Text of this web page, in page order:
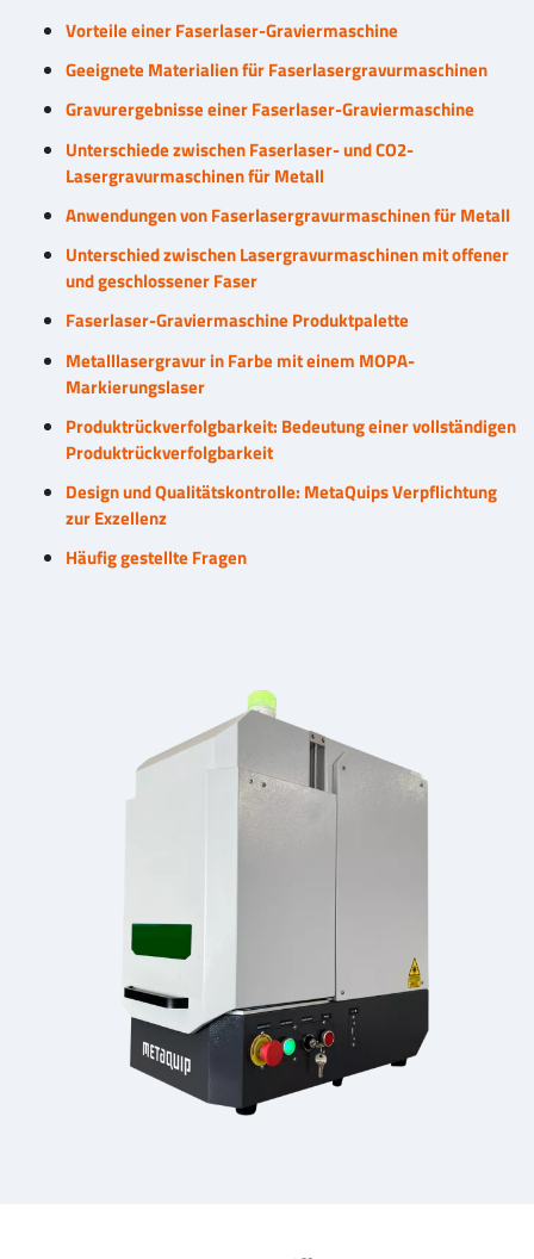
Vorteile einer Faserlaser-Graviermaschine
Geeignete Materialien für Faserlasergravurmaschinen
Gravurergebnisse einer Faserlaser-Graviermaschine
Unterschiede zwischen Faserlaser- und CO2-
Lasergravurmaschinen für Metall
Anwendungen von Faserlasergravurmaschinen für Metall
Unterschied zwischen Lasergravurmaschinen mit offener
und geschlossener Faser
Faserlaser-Graviermaschine Produktpalette
Metalllasergravur in Farbe mit einem MOPA-
Markierungslaser
Produktrückverfolgbarkeit: Bedeutung einer vollständigen
Produktrückverfolgbarkeit
Design und Qualitätskontrolle: MetaQuips Verpflichtung
zur Exzellenz
Häufig gestellte Fragen